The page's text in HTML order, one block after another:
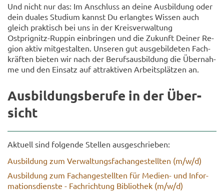
Und nicht nur das: Im An­schluss an deine Aus­bil­dung oder
dein dua­les Stu­di­um kannst Du er­lang­tes Wis­sen auch
gleich prak­tisch bei uns in der Kreis­ver­wal­tung
Ostprignitz-​Ruppin ein­brin­gen und die Zu­kunft Dei­ner Re­
gi­on aktiv mit­ge­stal­ten. Un­se­ren gut aus­ge­bil­de­ten Fach­
kräf­ten bie­ten wir nach der Be­rufs­aus­bil­dung die Über­nah­
me und den Ein­satz auf at­trak­ti­ven Ar­beits­plät­zen an.
Aus­bil­dungs­be­ru­fe in der Über­
sicht
Ak­tu­ell sind fol­gen­de Stel­len aus­ge­schrie­ben:
Aus­bil­dung zum Ver­wal­tungs­fach­an­ge­stell­ten (m/w/d)
Aus­bil­dung zum Fach­an­ge­stell­ten für Medien-​ und In­for­
ma­ti­ons­diens­te - Fach­rich­tung Bi­blio­thek (m/w/d)